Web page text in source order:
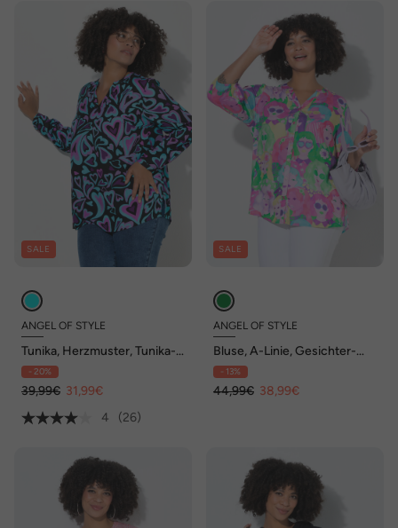
SALE
ANGEL OF STYLE
Tunika, Herzmuster, Tunika-
Ausschnitt, Langarm
- 20%
39,99€ 31,99€
4
(26)
SALE
ANGEL OF STYLE
Bluse, A-Linie, Gesichter-
Muster
- 13%
44,99€ 38,99€